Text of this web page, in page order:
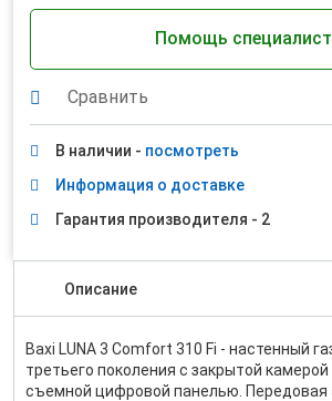
Помощь
Сравнить
В наличии - посмотреть
Информация о доставке
Гарантия производителя - 2
Описание
Baxi LUNA 3 Comfort 310 Fi - настенный
третьего поколения с закрытой камерой
съемной цифровой панелью. Передовая